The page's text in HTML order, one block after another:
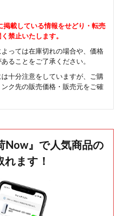
掲載している情報をせどり・転売
禁止いたします。
っては在庫切れの場合や、価格
ることをご了承ください。
十分注意をしていますが、ご購
ク先の販売価格・販売元をご確
Now』で人気商品の
ます！